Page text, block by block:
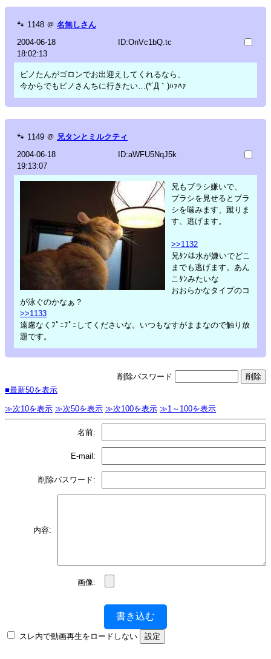
🐾 1148 ＠ 名無しさん
2004-06-18
18:02:13
ID:OnVc1bQ.tc
ピノたんがゴロンでお出迎えしてくれるなら、
今からでもピノさんちに行きたい…(*´Д｀)ﾊｧﾊｧ
🐾 1149 ＠ 兄タンとミルクティ
2004-06-18
19:13:07
ID:aWFU5NqJ5k
兄もブラシ嫌いで、
ブラシを見せるとブラ
シを噛みます、蹴りま
す、逃げます。
>>1132
兄ﾀﾝは水が嫌いでどこ
までも逃げます。あん
こﾀﾝみたいな
おおらかなタイプのコ
が泳ぐのかなぁ？
>>1133
遠慮なくﾌﾟﾆﾌﾟﾆしてくださいな。いつもなすがままなので触り放
題です。
削除パスワード
■最新50を表示
≫次10を表示 ≫次50を表示 ≫次100を表示 ≫1～100を表示
名前:
E-mail:
削除パスワード:
内容:
画像:
書き込む
スレ内で動画再生をロードしない